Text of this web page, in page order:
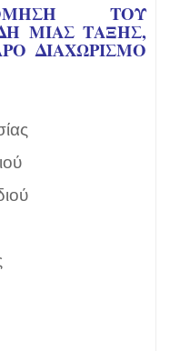
ΤΟΥ
ΜΙΑΣ ΤΆΞΗΣ,
ΔΙΑΧΩΡΙΣΜΌ